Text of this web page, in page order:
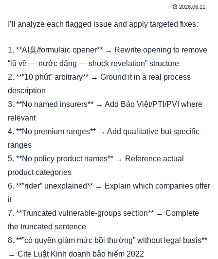
2026.06.11
I’ll analyze each flagged issue and apply targeted fixes:
1. **AI臭/formulaic opener** → Rewrite opening to remove
“lũ về — nước dâng — shock revelation” structure
2. **”10 phút” arbitrary** → Ground it in a real process
description
3. **No named insurers** → Add Bảo Việt/PTI/PVI where
relevant
4. **No premium ranges** → Add qualitative but specific
ranges
5. **No policy product names** → Reference actual
product categories
6. **”rider” unexplained** → Explain which companies offer
it
7. **Truncated vulnerable-groups section** → Complete
the truncated sentence
8. **”có quyền giảm mức bồi thường” without legal basis**
→ Cite Luật Kinh doanh bảo hiểm 2022